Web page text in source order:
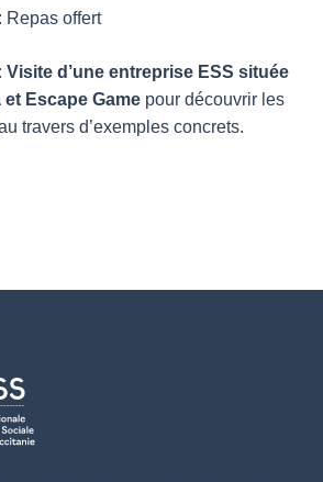
Repas offert
Visite d’une entreprise ESS située
Escape Game pour découvrir les
travers d’exemples concrets.